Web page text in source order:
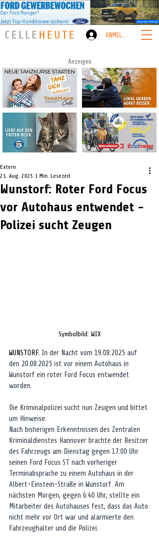
ANMELDEN
Anzeigen
Wunstorf: Roter Ford Focus
vor Autohaus entwendet -
Polizei sucht Zeugen
Extern
21. Aug. 2025 1 Min. Lesezeit
Symbolbild: WIX
WUNSTORF. In der Nacht vom 19.08.2025 auf
den 20.08.2025 ist vor einem Autohaus in
Wunstorf ein roter Ford Focus entwendet
worden.
Die Kriminalpolizei sucht nun Zeugen und bittet
um Hinweise.
Nach bisherigen Erkenntnissen des Zentralen
Kriminaldienstes Hannover brachte der Besitzer
des Fahrzeugs am Dienstag gegen 17:00 Uhr
seinen Ford Focus ST nach vorheriger
Terminabsprache zu einem Autohaus in der
Albert-Einstein-Straße in Wunstorf. Am
nächsten Morgen, gegen 6:40 Uhr, stellte ein
Mitarbeiter des Autohauses fest, dass das Auto
nicht mehr vor Ort war und alarmierte den
Fahrzeughalter und die Polizei.